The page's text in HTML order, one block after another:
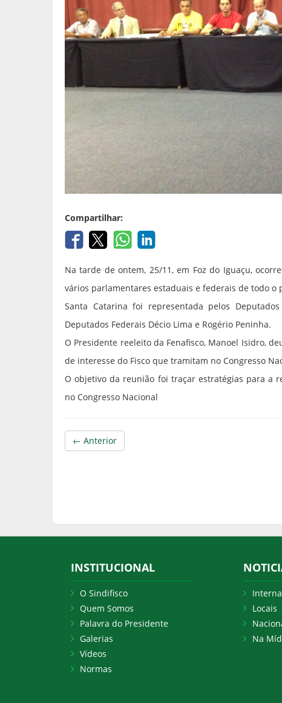
Compartilhar:
Na tarde de ontem, 25/11, em Foz do Iguaçu,
vários parlamentares estaduais e federais de todo o
Santa Catarina foi representada pelos
Deputados Federais Décio Lima e Rogério Peninha.
O Presidente reeleito da Fenafisco, Manoel Isidro,
de interesse do Fisco que tramitam no Congresso
O objetivo da reunião foi traçar estratégias para a
no Congresso Nacional
← Anterior
INSTITUCIONAL
O Sindifisco
Quem Somos
Palavra do Presidente
Galerias
Vídeos
Normas
Locais
Na